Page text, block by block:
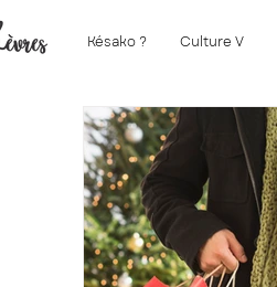
Késako ? Culture V